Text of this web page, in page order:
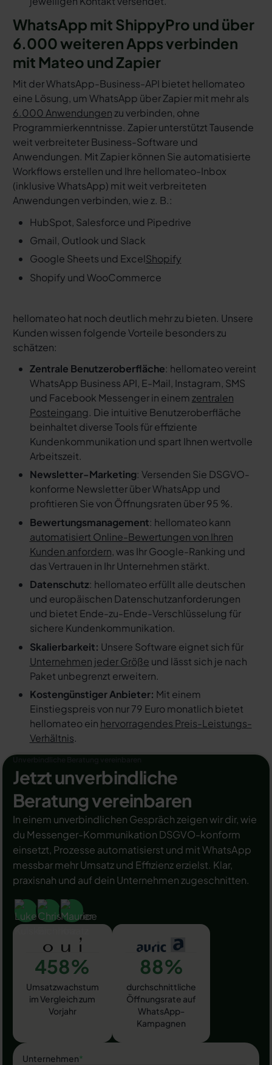
WhatsApp mit ShippyPro und über
6.000 weiteren Apps verbinden
mit Mateo und Zapier
Mit der WhatsApp-Business-API bietet hellomateo
eine Lösung, um WhatsApp über Zapier mit mehr als
6.000 Anwendungenzu verbinden, ohne
Programmierkenntnisse. Zapier unterstützt Tausende
weit verbreiteter Business-Software und
Anwendungen. Mit Zapier können Sie automatisierte
Workflows erstellen und Ihre hellomateo-Inbox
(inklusive WhatsApp) mit weit verbreiteten
Anwendungen verbinden, wie z. B.:
HubSpot, Salesforce und Pipedrive
Gmail, Outlook und Slack
Google Sheets und ExcelShopify
Shopify und WooCommerce
hellomateo hat noch deutlich mehr zu bieten. Unsere
Kunden wissen folgende Vorteile besonders zu
schätzen:
Zentrale Benutzeroberfläche: hellomateo vereint
WhatsApp Business API, E-Mail, Instagram, SMS
und Facebook Messenger in einem zentralen
Posteingang. Die intuitive Benutzeroberfläche
beinhaltet diverse Tools für effiziente
Kundenkommunikation und spart Ihnen wertvolle
Arbeitszeit.
Newsletter-Marketing: Versenden Sie DSGVO-
konforme Newsletter über WhatsApp und
profitieren Sie von Öffnungsraten über 95 %.
Bewertungsmanagement: hellomateo kann
automatisiert Online-Bewertungen von Ihren
Kunden anfordern, was Ihr Google-Ranking und
das Vertrauen in Ihr Unternehmen stärkt.
Datenschutz: hellomateo erfüllt alle deutschen
und europäischen Datenschutzanforderungen
und bietet Ende-zu-Ende-Verschlüsselung für
sichere Kundenkommunikation.
Skalierbarkeit: Unsere Software eignet sich für
Unternehmen jeder Größe und lässt sich je nach
Paket unbegrenzt erweitern.
Kostengünstiger Anbieter: Mit einem
Einstiegspreis von nur 79 Euro monatlich bietet
hellomateo ein hervorragendes Preis-Leistungs-
Verhältnis.
Jetzt unverbindliche
Beratung vereinbaren
In einem unverbindlichen Gespräch zeigen wir dir, wie
du Messenger-Kommunikation DSGVO-konform
einsetzt, Prozesse automatisierst und mit WhatsApp
messbar mehr Umsatz und Effizienz erzielst. Klar,
praxisnah und auf dein Unternehmen zugeschnitten.
458%
Umsatzwachstum
im Vergleich zum
Vorjahr
88%
durchschnittliche
Öffnungsrate auf
WhatsApp-
Kampagnen
Unternehmen*